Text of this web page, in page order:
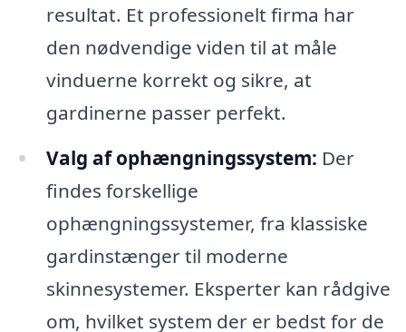
resultat. Et professionelt firma har
den nødvendige viden til at måle
vinduerne korrekt og sikre, at
gardinerne passer perfekt.
Valg af ophængningssystem: Der
findes forskellige
ophængningssystemer, fra klassiske
gardinstænger til moderne
skinnesystemer. Eksperter kan rådgive
om, hvilket system der er bedst for de